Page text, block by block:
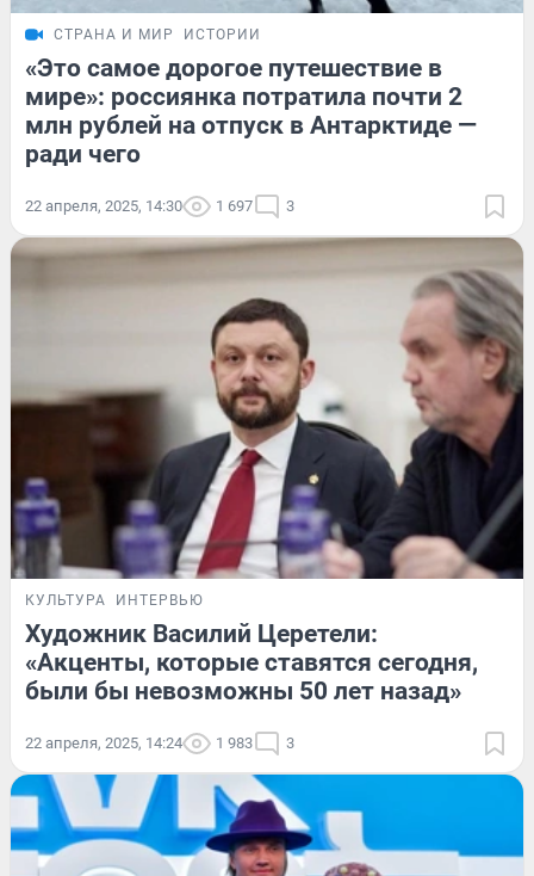
СТРАНА И МИР ИСТОРИИ
«Это самое дорогое путешествие в
мире»: россиянка потратила почти 2
млн рублей на отпуск в Антарктиде —
ради чего
22 апреля, 2025, 14:30 1 697 3
КУЛЬТУРА ИНТЕРВЬЮ
Художник Василий Церетели:
«Акценты, которые ставятся сегодня,
были бы невозможны 50 лет назад»
22 апреля, 2025, 14:24 1 983 3